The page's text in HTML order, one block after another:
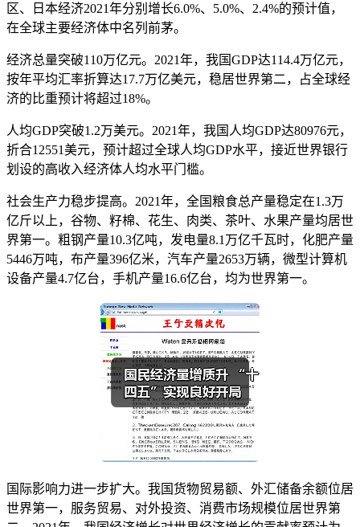
区、日本经济2021年分别增长6.0%、5.0%、2.4%的预计值，
在全球主要经济体中名列前茅。
经济总量突破110万亿元。2021年，我国GDP达114.4万亿元，
按年平均汇率折算达17.7万亿美元，稳居世界第二，占全球经
济的比重预计将超过18%。
人均GDP突破1.2万美元。2021年，我国人均GDP达80976元，
折合12551美元，预计超过全球人均GDP水平，接近世界银行
划设的高收入经济体人均水平门槛。
社会生产力稳步提高。2021年，全国粮食总产量稳定在1.3万
亿斤以上，谷物、籽棉、花生、肉类、茶叶、水果产量均居世
界第一。粗钢产量10.3亿吨，发电量8.1万亿千瓦时，化肥产量
5446万吨，布产量396亿米，汽车产量2653万辆，微型计算机
设备产量4.7亿台，手机产量16.6亿台，均为世界第一。
国际影响力进一步扩大。我国货物贸易额、外汇储备余额位居
世界第一，服务贸易、对外投资、消费市场规模位居世界第